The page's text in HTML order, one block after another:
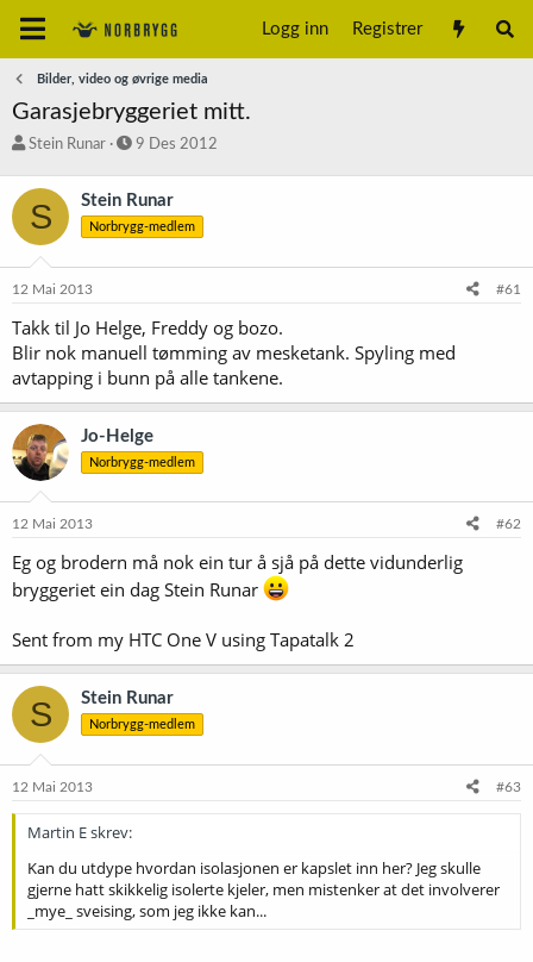
Logg inn Registrer
Bilder, video og øvrige media
Garasjebryggeriet mitt.
T
å
d
s
a
r
e
r
Stein Runar
S
r
t
a
9 Des 2012
S Stein Runar
Norbrygg-medlem
12 Mai 2013 #61
Takk til Jo Helge, Freddy og bozo.
Blir nok manuell tømming av mesketank. Spyling med
avtapping i bunn på alle tankene.
Jo-Helge
Norbrygg-medlem
12 Mai 2013 #62
Eg og brodern må nok ein tur å sjå på dette vidunderlig
bryggeriet ein dag Stein Runar
Sent from my HTC One V using Tapatalk 2
S Stein Runar
Norbrygg-medlem
12 Mai 2013 #63
Martin E skrev:
Kan du utdype hvordan isolasjonen er kapslet inn her? Jeg skulle
gjerne hatt skikkelig isolerte kjeler, men mistenker at det involverer
_mye_ sveising, som jeg ikke kan...